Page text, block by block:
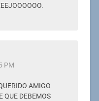
PM
AMIGO
QUE DEBEMOS